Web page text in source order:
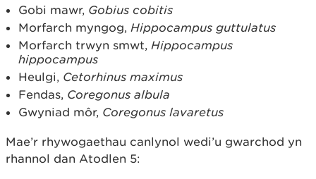
Gobi mawr, Gobius cobitis
Morfarch myngog, Hippocampus guttulatus
Morfarch trwyn smwt, Hippocampus
hippocampus
Heulgi, Cetorhinus maximus
Fendas, Coregonus albula
Gwyniad môr, Coregonus lavaretus
Mae’r rhywogaethau canlynol wedi’u gwarchod yn
rhannol dan Atodlen 5: